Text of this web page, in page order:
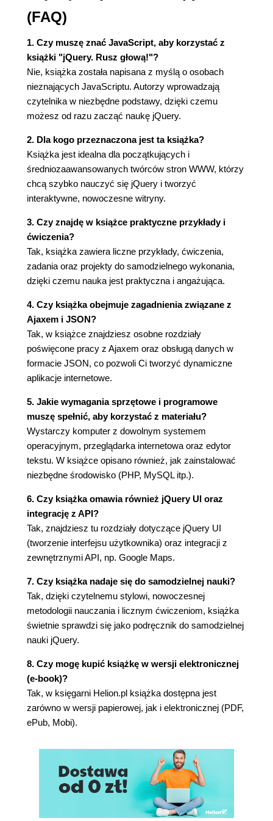
Zdarzenie click w zbliżeniu (78)
Dodaj do strony metodę click (81)
Bądź bardziej konkretny (83)
Przydzielanie elementów do klas (84)
ID-entyfikowanie elementów (85)
Pospinaj swoją stronę (88)
Tymczasem na naszej liście (91)
Tworzenie miejsca w pamięci (92)
Tymczasem w naszym kodzie... (94)
Wstaw komunikat za pomocą metody append (95)
Wszystko działa świetnie, ale... (97)
Daj mi $(this) (99)
Zaprzęgnij $(this) do pracy (100)
Pozbywaj się na dobre za pomocą remove (102)
Schodzimy w dół z selektorem potomka (103)
Twoja kolej na skakanie z radości (109)
Twój niezbędnik jQuery (110)
3. Zdarzenia i funkcje jQuery
(112)
Dodawanie zdarzeń na stronę (115)
Za kulisami słuchacza zdarzeń (116)
Wiązanie zdarzenia (117)
Wyzwalanie zdarzenia (118)
Usuwanie zdarzenia (122)
Weźmy się za bary elementy (126)
Struktura Twojego projektu (132)
Dodajemy funkcje (136)
Śrubki i trybiki funkcji (137)
Funkcja anonimowa (138)
(139)
Przekazywanie zmiennej do funkcji (142)
Funkcja może też zwracać wartość (143)
Korzystaj z logiki warunkowej w celu
podejmowania decyzji (145)
"Skacz z radości" potrzebuje jeszcze większej
pomocy (149)
Metody mogą zmieniać CSS (151)
Dodaj zdarzenie hover (153)
To już prawie wszystko... (155)
4. Manipulowanie stroną internetową za pomocą
jQuery
Restauracja w Webowicach chce interaktywnego
menu (160)
Poklasyfikuj swoje elementy (166)
Pora na przyciski (169)
Co teraz? (171)
Biegamy po gałęziach drzewa DOM (176)
Wspinaczkowe metody przechodzenia drzewa
(FAQ)
1. Czy muszę znać JavaScript, aby korzystać z
książki "jQuery. Rusz głową!"?
Nie, książka została napisana z myślą o osobach
nieznających JavaScriptu. Autorzy wprowadzają
czytelnika w niezbędne podstawy, dzięki czemu
możesz od razu zacząć naukę jQuery.
2. Dla kogo przeznaczona jest ta książka?
Książka jest idealna dla początkujących i
średniozaawansowanych twórców stron WWW, którzy
chcą szybko nauczyć się jQuery i tworzyć
interaktywne, nowoczesne witryny.
3. Czy znajdę w książce praktyczne przykłady i
ćwiczenia?
Tak, książka zawiera liczne przykłady, ćwiczenia,
zadania oraz projekty do samodzielnego wykonania,
dzięki czemu nauka jest praktyczna i angażująca.
4. Czy książka obejmuje zagadnienia związane z
Ajaxem i JSON?
Tak, w książce znajdziesz osobne rozdziały
poświęcone pracy z Ajaxem oraz obsługą danych w
formacie JSON, co pozwoli Ci tworzyć dynamiczne
aplikacje internetowe.
5. Jakie wymagania sprzętowe i programowe
muszę spełnić, aby korzystać z materiału?
Wystarczy komputer z dowolnym systemem
operacyjnym, przeglądarka internetowa oraz edytor
tekstu. W książce opisano również, jak zainstalować
niezbędne środowisko (PHP, MySQL itp.).
6. Czy książka omawia również jQuery UI oraz
integrację z API?
Tak, znajdziesz tu rozdziały dotyczące jQuery UI
(tworzenie interfejsu użytkownika) oraz integracji z
zewnętrznymi API, np. Google Maps.
7. Czy książka nadaje się do samodzielnej nauki?
Tak, dzięki czytelnemu stylowi, nowoczesnej
metodologii nauczania i licznym ćwiczeniom, książka
świetnie sprawdzi się jako podręcznik do samodzielnej
nauki jQuery.
8. Czy mogę kupić książkę w wersji elektronicznej
(e-book)?
Tak, w księgarni Helion.pl książka dostępna jest
zarówno w wersji papierowej, jak i elektronicznej (PDF,
ePub, Mobi).